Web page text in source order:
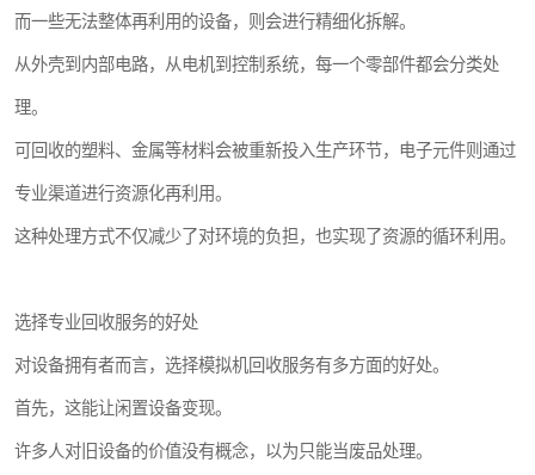
而一些无法整体再利用的设备，则会进行精细化拆解。
从外壳到内部电路，从电机到控制系统，每一个零部件都会分类处
理。
可回收的塑料、金属等材料会被重新投入生产环节，电子元件则通过
专业渠道进行资源化再利用。
这种处理方式不仅减少了对环境的负担，也实现了资源的循环利用。
选择专业回收服务的好处
对设备拥有者而言，选择模拟机回收服务有多方面的好处。
首先，这能让闲置设备变现。
许多人对旧设备的价值没有概念，以为只能当废品处理。